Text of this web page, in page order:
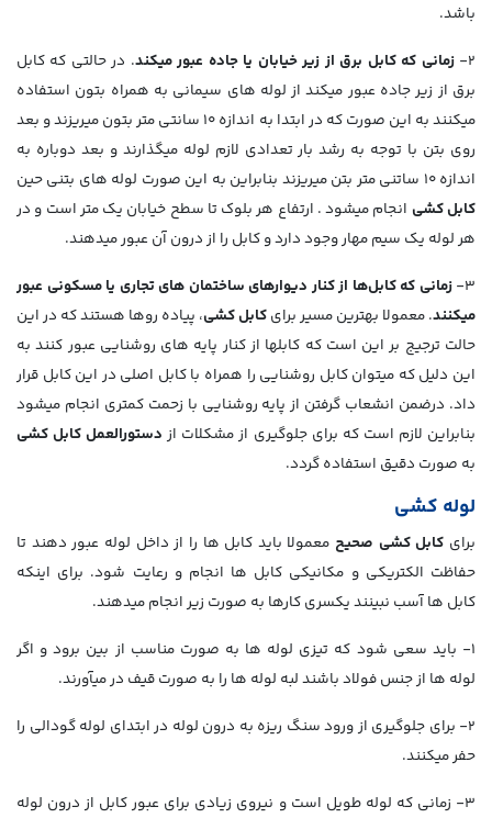
باشد.
2- زمانی که کابل برق از زیر خیابان یا جاده عبور می­کند. در حالتی که کابل
برق از زیر جاده عبور می­کند از لوله ­های سیمانی به همراه بتون استفاده
می­کنند به این صورت که در ابتدا به اندازه 10 سانتی متر بتون می­ریزند و بعد
روی بتن با توجه به رشد بار تعدادی لازم لوله می­گذارند و بعد دوباره به
اندازه 10 ساتنی متر بتن می­ریزند بنابراین به این صورت لوله ­های بتنی حین
کابل کشی انجام می­شود . ارتفاع هر بلوک تا سطح خیابان یک متر است و در
هر لوله یک سیم مهار وجود دارد و کابل را از درون آن عبور می­دهند.
3- زمانی که کابل‌ها از کنار دیوار­های ساختمان­ های تجاری یا مسکونی عبور
می­کنند. معمولا بهترین مسیر برایکابل کشی، پیاده روها هستند که در این
حالت ترجیج بر این است که کابل­ها از کنار پایه­ های روشنایی عبور کنند به
این دلیل که می­توان کابل روشنایی را همراه با کابل اصلی در این کابل قرار
داد. درضمن انشعاب گرفتن از پایه روشنایی با زحمت کمتری انجام می­شود
بنابراین لازم است که برای جلوگیری از مشکلات از دستورالعمل کابل کشی
به صورت دقیق استفاده گردد.
لوله کشی
برای کابل کشی صحیح معمولا باید کابل­ ها را از داخل لوله عبور دهند تا
حفاظت الکتریکی و مکانیکی کابل ­ها انجام و رعایت شود. برای اینکه
کابل­ ها آسب نبینند یکسری کارها به صورت زیر انجام می­دهند.
1- باید سعی شود که تیزی لوله­ ها به صورت مناسب از بین برود و اگر
لوله­ ها از جنس فولاد باشند لبه لوله­ ها را به صورت قیف در می­آورند.
2- برای جلوگیری از ورود سنگ ریزه به درون لوله در ابتدای لوله گودالی را
حفر می­کنند.
3- زمانی که لوله طویل است و نیروی زیادی برای عبور کابل از درون لوله